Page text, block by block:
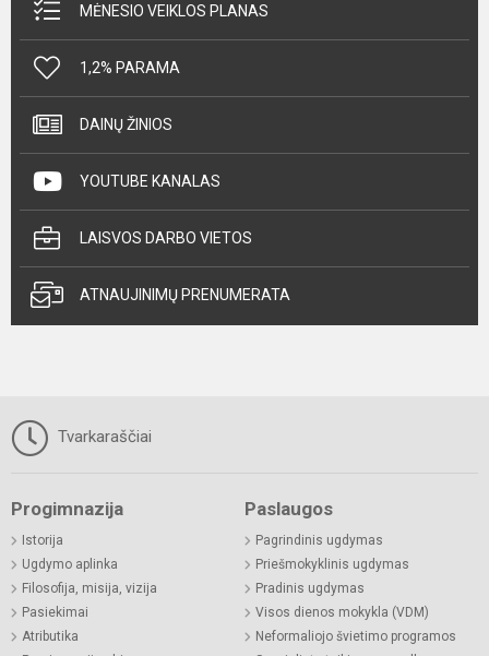
MĖNESIO VEIKLOS PLANAS
1,2% PARAMA
DAINŲ ŽINIOS
YOUTUBE KANALAS
LAISVOS DARBO VIETOS
ATNAUJINIMŲ PRENUMERATA
Tvarkaraščiai
Progimnazija
Istorija
Ugdymo aplinka
Filosofija, misija, vizija
Pasiekimai
Atributika
Paslaugos
Pagrindinis ugdymas
Priešmokyklinis ugdymas
Pradinis ugdymas
Visos dienos mokykla (VDM)
Neformaliojo švietimo programos